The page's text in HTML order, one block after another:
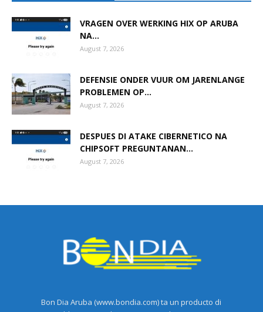
VRAGEN OVER WERKING HIX OP ARUBA
NA...
August 7, 2026
DEFENSIE ONDER VUUR OM JARENLANGE
PROBLEMEN OP...
August 7, 2026
DESPUES DI ATAKE CIBERNETICO NA
CHIPSOFT PREGUNTANAN...
August 7, 2026
Bon Dia Aruba (www.bondia.com) ta un producto di